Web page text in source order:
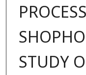
STUDY